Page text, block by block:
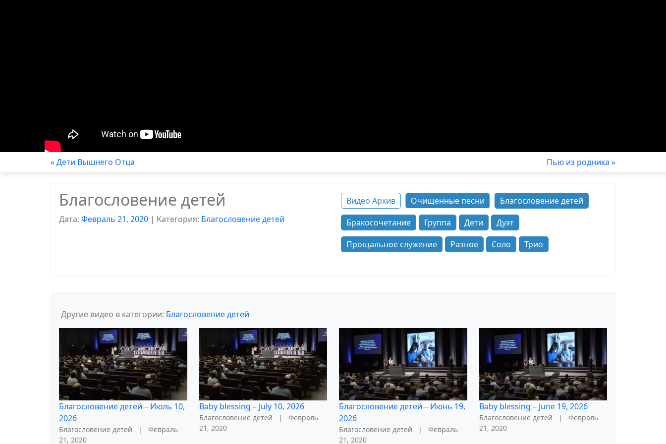
« Дети Вышнего Отца Пью из родника »
Благословение детей
Дата: Февраль 21, 2020 | Kатегория: Благословение детей
Видео Архив Очищенные песни
Благословение детей
Бракосочетание
Группа Дети
Дуэт
Прощальное служение
Разное Соло Трио
Другие видео в категории: Благословение детей
Благословение детей – Июль 10,
2026
Благословение детей | Февраль
21, 2020
Baby blessing – July 10, 2026
Благословение детей | Февраль
21, 2020
Благословение детей – Июнь 19,
2026
Благословение детей | Февраль
21, 2020
Baby blessing – June 19, 2026
Благословение детей | Февраль
21, 2020